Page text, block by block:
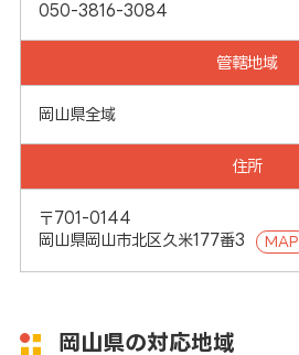
050-3816-3084
管轄地域
岡山県全域
住所
〒701-0144
岡山県岡山市北区久米177番3
MAP
岡山県の対応地域